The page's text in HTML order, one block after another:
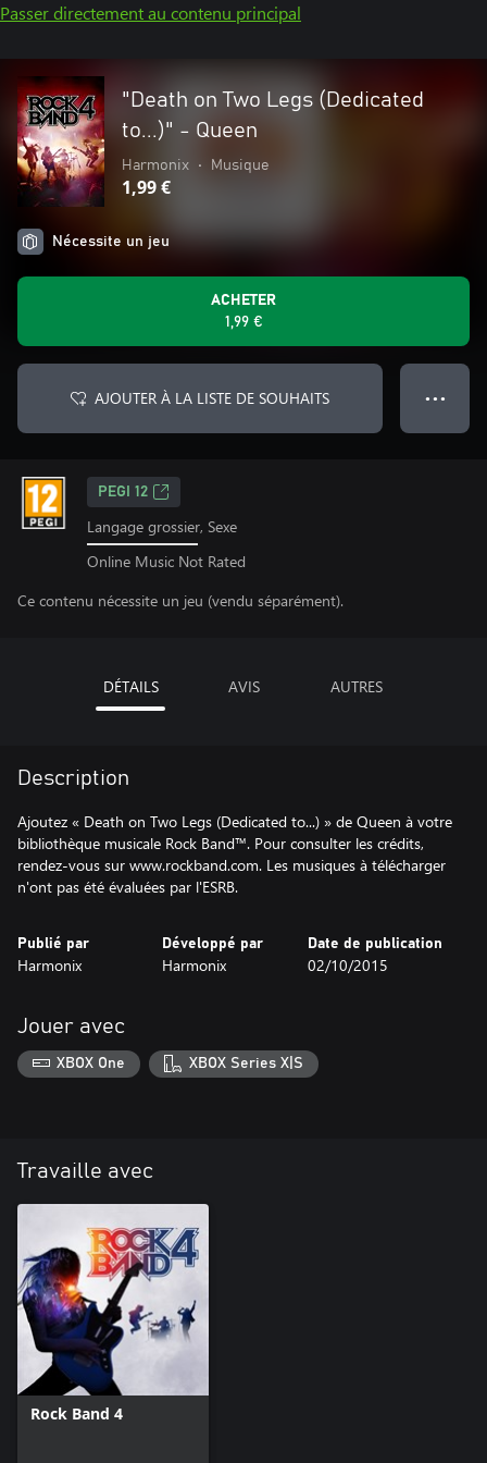
Passer directement au contenu principal
"Death on Two Legs (Dedicated
to...)" - Queen
Harmonix • Musique
1,99 €
Nécessite un jeu
ACHETER
1,99 €
AJOUTER À LA LISTE DE SOUHAITS ● ● ●
PEGI 12
Langage grossier, Sexe
Online Music Not Rated
Ce contenu nécessite un jeu (vendu séparément).
DÉTAILS AVIS AUTRES
Description
Ajoutez « Death on Two Legs (Dedicated to...) » de Queen à votre
bibliothèque musicale Rock Band™. Pour consulter les crédits,
rendez-vous sur www.rockband.com. Les musiques à télécharger
n'ont pas été évaluées par l'ESRB.
Publié par
Harmonix
Développé par
Harmonix
Date de publication
02/10/2015
Jouer avec
XBOX One XBOX Series X|S
Travaille avec
Rock Band 4